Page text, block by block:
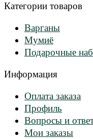
Категории товаров
Варганы
Мумиё
Подарочные
Информация
Оплата заказа
Профиль
Вопросы и
Мои заказы